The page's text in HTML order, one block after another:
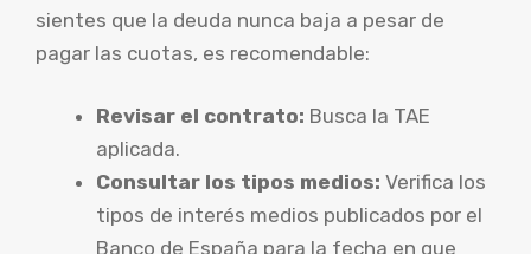
sientes que la deuda nunca baja a pesar de
pagar las cuotas, es recomendable:
Revisar el contrato: Busca la TAE
aplicada.
Consultar los tipos medios: Verifica los
tipos de interés medios publicados por el
Banco de España para la fecha en que